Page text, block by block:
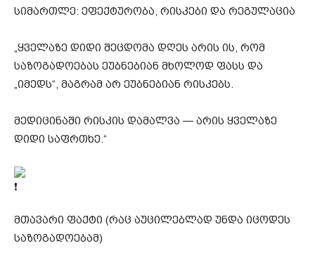
სიმართლე: ეფექტურობა, რისკები და რეგულაცია
„ყველაზე დიდი შეცდომა დღეს არის ის, რომ
საზოგადოებას ეუბნებიან მხოლოდ ფასს და
„იმედს“, მაგრამ არ ეუბნებიან რისკებს.
მედიცინაში რისკის დამალვა — არის ყველაზე
დიდი საფრთხე.“
მთავარი ფაქტი (რაც აუცილებლად უნდა იცოდეს
საზოგადოებამ)